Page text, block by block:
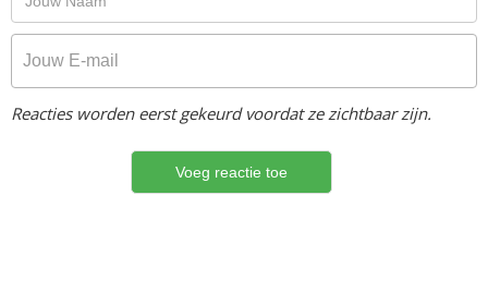
Reacties worden eerst gekeurd voordat ze zichtbaar zijn.